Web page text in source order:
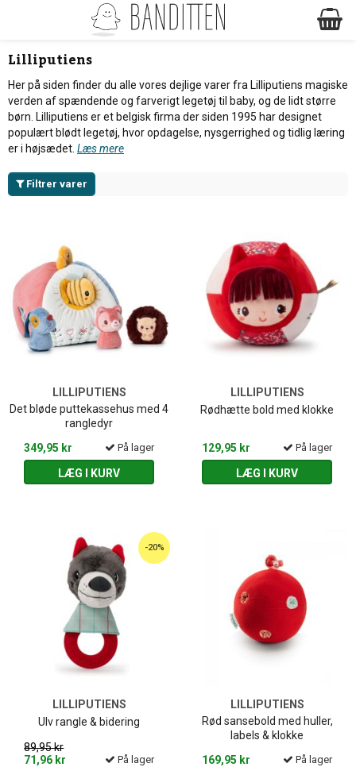
Lilliputiens
Her på siden finder du alle vores dejlige varer fra Lilliputiens magiske
verden af spændende og farverigt legetøj til baby, og de lidt større
børn. Lilliputiens er et belgisk firma der siden 1995 har designet
populært blødt legetøj, hvor opdagelse, nysgerrighed og tidlig læring
er i højsædet. Læs mere
Filtrer varer
LILLIPUTIENS
Det bløde puttekassehus med 4
rangledyr
349,95 kr
På lager
LÆG I KURV
LILLIPUTIENS
Rødhætte bold med klokke
129,95 kr På lager
LÆG I KURV
-20%
LILLIPUTIENS
Ulv rangle & bidering
89,95 kr
71,96 kr
På lager
LILLIPUTIENS
Rød sansebold med huller,
labels & klokke
169,95 kr
På lager